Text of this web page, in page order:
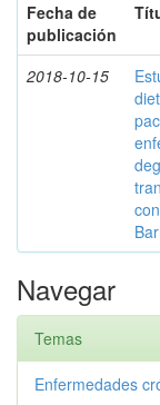
Fecha de
publicación
2018-10-15
Navegar
Temas
Enfermedades